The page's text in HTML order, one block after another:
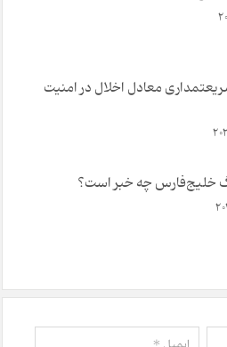
معادل اخلال در امنیت
خلیج‌فارس چه خبر است؟